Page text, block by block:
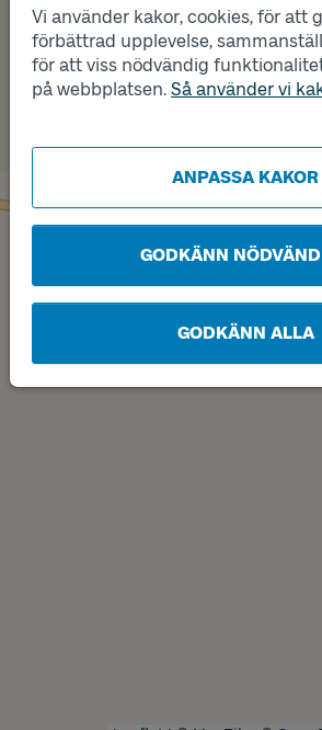
Vi använder kakor, cookies, för att
förbättrad upplevelse,
för att viss nödvändig
på webbplatsen. Så använder vi
ANPASSA KAKOR
GODKÄNN
GODKÄNN ALLA
Läge
A
Läge
B